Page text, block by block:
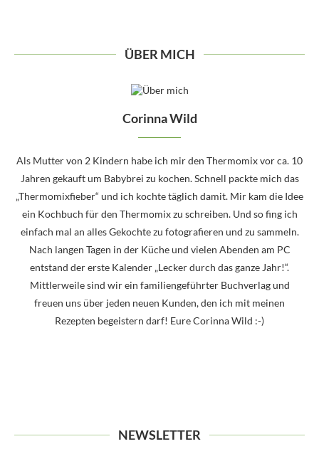
ÜBER MICH
Corinna Wild
Als Mutter von 2 Kindern habe ich mir den Thermomix vor ca. 10
Jahren gekauft um Babybrei zu kochen. Schnell packte mich das
„Thermomixfieber“ und ich kochte täglich damit. Mir kam die Idee
ein Kochbuch für den Thermomix zu schreiben. Und so fing ich
einfach mal an alles Gekochte zu fotografieren und zu sammeln.
Nach langen Tagen in der Küche und vielen Abenden am PC
entstand der erste Kalender „Lecker durch das ganze Jahr!“.
Mittlerweile sind wir ein familiengeführter Buchverlag und
freuen uns über jeden neuen Kunden, den ich mit meinen
Rezepten begeistern darf! Eure Corinna Wild :-)
NEWSLETTER